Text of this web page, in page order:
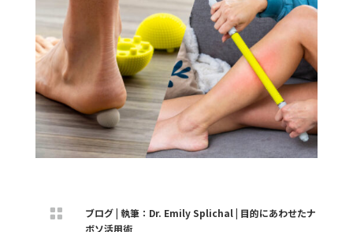
 ブログ| 執筆：Dr. Emily Splichal| 目的にあわせたナ
ボソ活用術